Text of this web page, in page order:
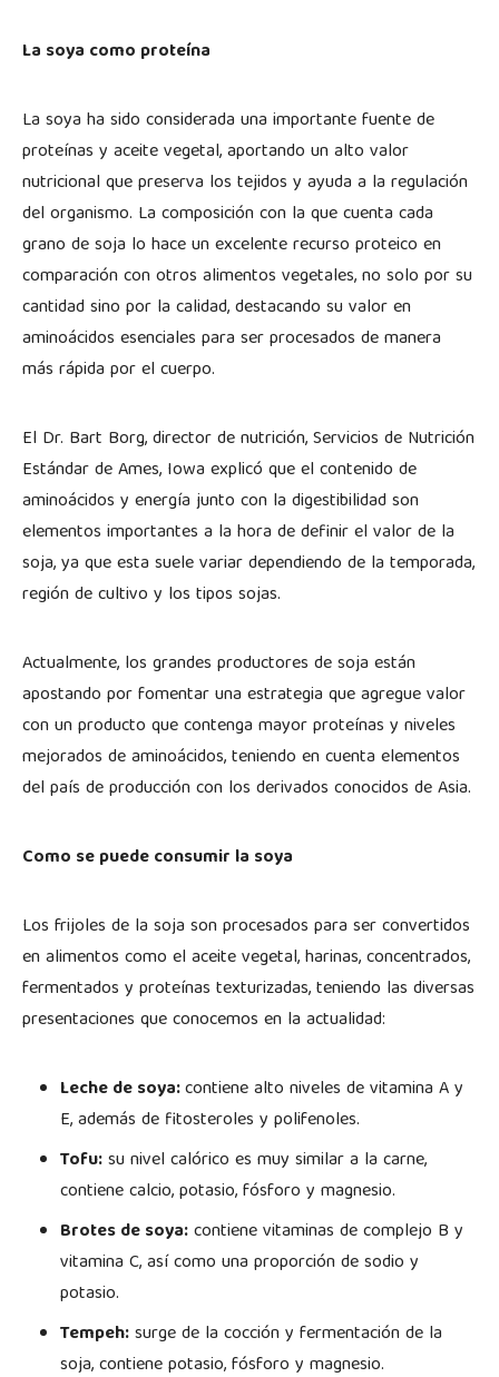
La soya como proteína
La soya ha sido considerada una importante fuente de
proteínas y aceite vegetal, aportando un alto valor
nutricional que preserva los tejidos y ayuda a la regulación
del organismo. La composición con la que cuenta cada
grano de soja lo hace un excelente recurso proteico en
comparación con otros alimentos vegetales, no solo por su
cantidad sino por la calidad, destacando su valor en
aminoácidos esenciales para ser procesados de manera
más rápida por el cuerpo.
El Dr. Bart Borg, director de nutrición, Servicios de Nutrición
Estándar de Ames, Iowa explicó que el contenido de
aminoácidos y energía junto con la digestibilidad son
elementos importantes a la hora de definir el valor de la
soja, ya que esta suele variar dependiendo de la temporada,
región de cultivo y los tipos sojas.
Actualmente, los grandes productores de soja están
apostando por fomentar una estrategia que agregue valor
con un producto que contenga mayor proteínas y niveles
mejorados de aminoácidos, teniendo en cuenta elementos
del país de producción con los derivados conocidos de Asia.
Como se puede consumir la soya
Los frijoles de la soja son procesados para ser convertidos
en alimentos como el aceite vegetal, harinas, concentrados,
fermentados y proteínas texturizadas, teniendo las diversas
presentaciones que conocemos en la actualidad:
Leche de soya:contiene alto niveles de vitamina A y
E, además de fitosteroles y polifenoles.
Tofu:su nivel calórico es muy similar a la carne,
contiene calcio, potasio, fósforo y magnesio.
Brotes de soya:contiene vitaminas de complejo B y
vitamina C, así como una proporción de sodio y
potasio.
Tempeh:surge de la cocción y fermentación de la
soja, contiene potasio, fósforo y magnesio.